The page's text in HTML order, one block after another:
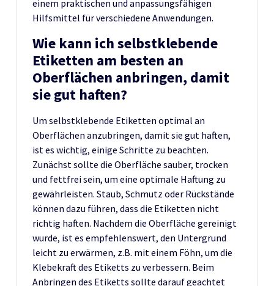
einem praktischen und anpassungsfähigen
Hilfsmittel für verschiedene Anwendungen.
Wie kann ich selbstklebende
Etiketten am besten an
Oberflächen anbringen, damit
sie gut haften?
Um selbstklebende Etiketten optimal an
Oberflächen anzubringen, damit sie gut haften,
ist es wichtig, einige Schritte zu beachten.
Zunächst sollte die Oberfläche sauber, trocken
und fettfrei sein, um eine optimale Haftung zu
gewährleisten. Staub, Schmutz oder Rückstände
können dazu führen, dass die Etiketten nicht
richtig haften. Nachdem die Oberfläche gereinigt
wurde, ist es empfehlenswert, den Untergrund
leicht zu erwärmen, z.B. mit einem Föhn, um die
Klebekraft des Etiketts zu verbessern. Beim
Anbringen des Etiketts sollte darauf geachtet